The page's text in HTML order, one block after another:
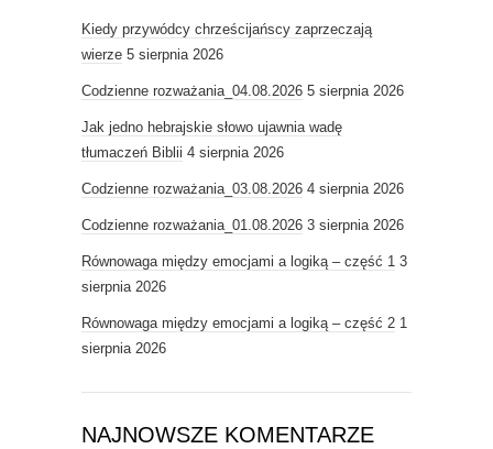
Kiedy przywódcy chrześcijańscy zaprzeczają
wierze 5 sierpnia 2026
Codzienne rozważania_04.08.2026 5 sierpnia 2026
Jak jedno hebrajskie słowo ujawnia wadę
tłumaczeń Biblii 4 sierpnia 2026
Codzienne rozważania_03.08.2026 4 sierpnia 2026
Codzienne rozważania_01.08.2026 3 sierpnia 2026
Równowaga między emocjami a logiką – część 1 3
sierpnia 2026
Równowaga między emocjami a logiką – część 2 1
sierpnia 2026
NAJNOWSZE KOMENTARZE